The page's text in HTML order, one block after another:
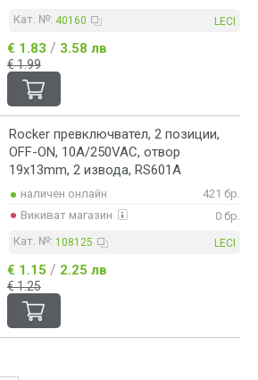
Кат. №: 40160 LECI
€ 1.83 / 3.58 лв
€ 1.99
Rocker превключвател, 2 позиции,
OFF-ON, 10A/250VAC, отвор
19x13mm, 2 извода, RS601A
наличен онлайн
421 бр.
Викиват магазин
0 бр.
Кат. №: 108125 LECI
€ 1.15 / 2.25 лв
€ 1.25